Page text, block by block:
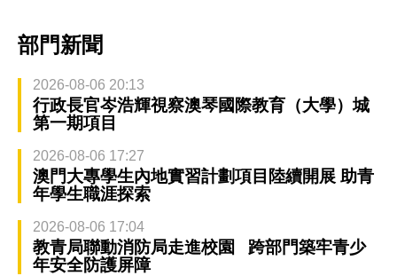
部門新聞
2026-08-06 20:13
行政長官岑浩輝視察澳琴國際教育（大學）城
第一期項目
2026-08-06 17:27
澳門大專學生內地實習計劃項目陸續開展 助青
年學生職涯探索
2026-08-06 17:04
教青局聯動消防局走進校園 跨部門築牢青少
年安全防護屏障